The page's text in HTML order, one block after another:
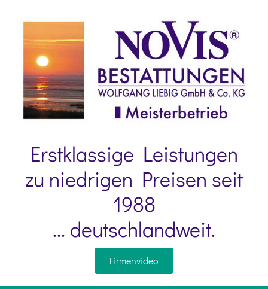
Erstklassige Leistungen
zu niedrigen Preisen seit
1988
... deutschlandweit.
Firmenvideo